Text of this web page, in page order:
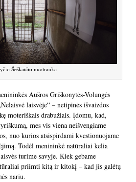
Šeškaičio nuotrauka
Aušros Griškonytės-Volungės
laisvėje“ – netipinės išvaizdos
moteriškais drabužiais. Įdomu, kad,
mes vis viena neišvengiame
nuo kurios atsispirdami kvestionuojame
Todėl menininkė natūraliai kelia
turime savyje. Kiek gebame
priimti kitą ir kitokį – kad jis galėtų
nariu.